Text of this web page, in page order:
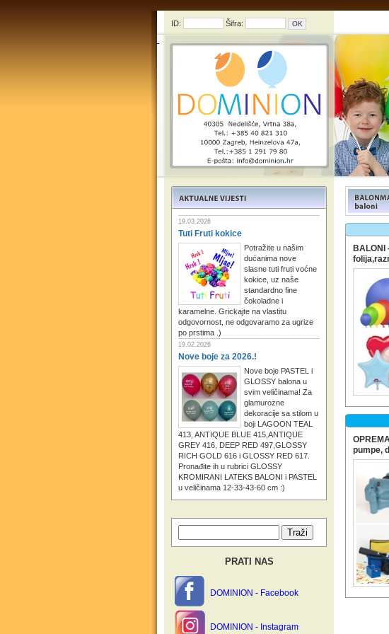
ID: Šifra:
19.03.2026
Tuti Fruti kokice
Potražite u našim
dućanima nove
slasne tuti fruti voćne
kokice, uz naše
standardno fine
čokoladne i
karamelne. Grickajte na vlastitu
odgovornost, ne odgovaramo za ugrize
po prstima .)
19.02.2026
Nove boje za 2026.!
Nove boje PASTEL i
GLOSSY balona u
svim veličinama! Za
glamurozne
dekoracije sa stilom u
boji LAGOON TEAL
413, ANTIQUE BLUE 415,ANTIQUE
GREY 416, DEEP RED 497,GLOSSY
RICH GOLD 616 i GLOSSY RED 617.
Pronađite ih u rubrici GLOSSY
KROMIRANI LATEKS BALONI i PASTEL
u veličinama 12-33-43-60 cm :)
PRATI NAS
DOMINION - Facebook
DOMINION - Instagram
BALONI
pumpe,